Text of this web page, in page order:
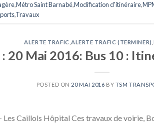
,Métro Saint Barnabé,Modification d'itinéraire,
,Travaux
ALERTE TRAFIC ,ALERTE TRAFIC (TERMINER) ,
: 20 Mai 2016: Bus 10 :
POSTED ON 20 MAI 2016 BY TSM
Les Caillols Hôpital Ces travaux de voirie,